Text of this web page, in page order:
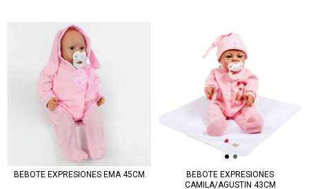
BEBOTE EXPRESIONES EMA 45CM
BEBOTE EXPRESIONES
CAMILA/AGUSTIN 43CM